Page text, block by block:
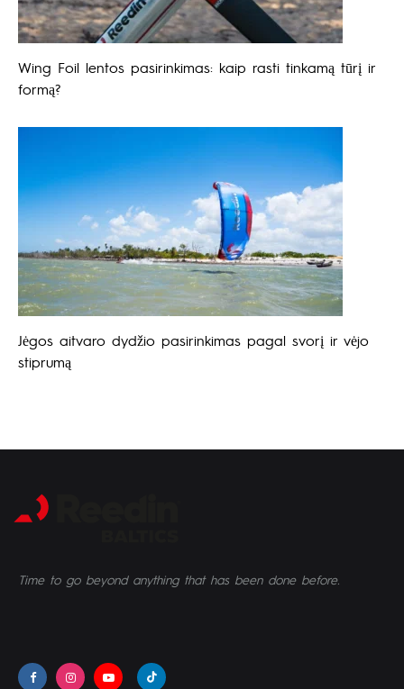
Wing Foil lentos pasirinkimas: kaip rasti tinkamą tūrį ir
formą?
Jėgos aitvaro dydžio pasirinkimas pagal svorį ir vėjo
stiprumą
Time to go beyond anything that has been done before.